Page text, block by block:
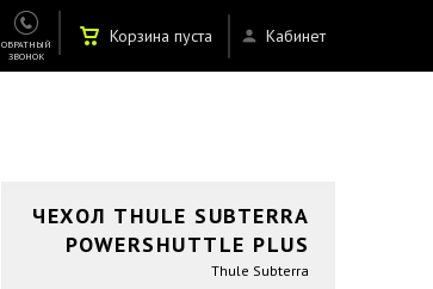
ОБРАТНЫЙ
ЗВОНОК
Кабинет
Корзина пуста
ЧЕХОЛ THULE SUBTERRA
POWERSHUTTLE PLUS
Thule Subterra